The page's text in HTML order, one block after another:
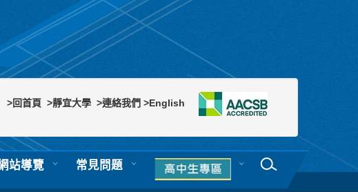
>回首頁 >靜宜大學 >連絡我們 >English
站導覽 常見問題